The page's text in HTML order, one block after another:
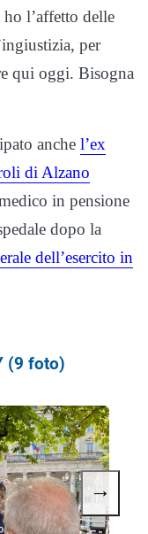
l’affetto delle
per
qui oggi. Bisogna
anche l’ex
di Alzano
in pensione
dopo la
dell’esercito in
(9 foto)
→